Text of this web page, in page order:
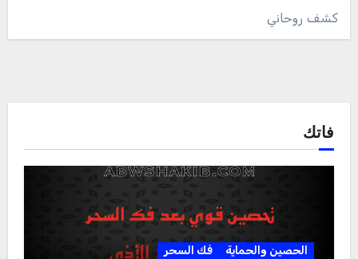
كشف روحاني
فاتك
الحصين والحماية فك السحر